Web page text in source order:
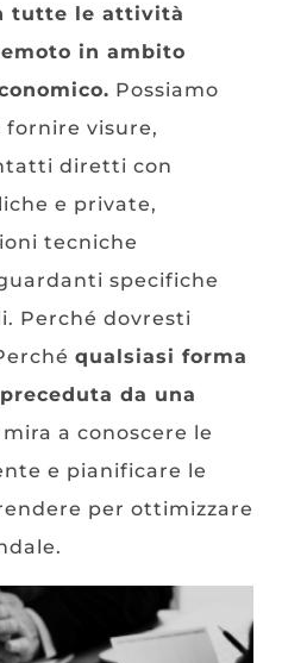
tutte le attività
in ambito
Possiamo
visure,
diretti con
e private,
tecniche
specifiche
Perché dovresti
qualsiasi forma
da una
a conoscere le
e pianificare le
per ottimizzare